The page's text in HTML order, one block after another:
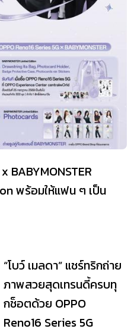
BABYMONSTER
พร้อมให้แฟน ๆ เป็น
“โบว์ เมลดา” แชร์ทริกถ่าย
ภาพสวยสุดเทรนดี้ครบทุ
กช็อตด้วย OPPO
Reno16 Series 5G